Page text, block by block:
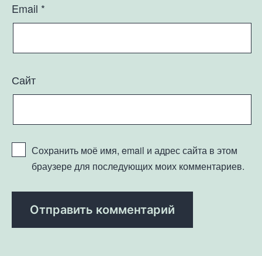
Email *
Сайт
Сохранить моё имя, email и адрес сайта в этом
браузере для последующих моих комментариев.